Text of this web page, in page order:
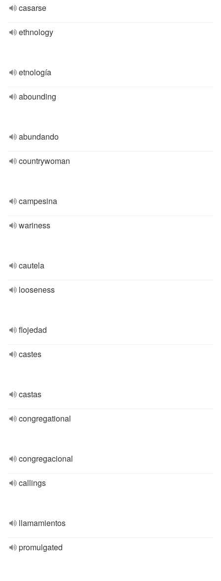
casarse
ethnology
etnología
abounding
abundando
countrywoman
campesina
wariness
cautela
looseness
flojedad
castes
castas
congregational
congregacional
callings
llamamientos
promulgated